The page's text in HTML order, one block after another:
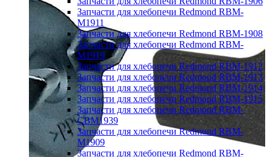
Запчасти для хлебопечи Redmond RBM-
M1911
Запчасти для хлебопечи Redmond RBM-1908
Запчасти для хлебопечи Redmond RBM-
M1919
Запчасти для хлебопечи Redmond RBM-1912
Запчасти для хлебопечи Redmond RBM-1913
Запчасти для хлебопечи Redmond RBM-1914
Запчасти для хлебопечи Redmond RBM-1915
Запчасти для хлебопечи Redmond RBM-
CBM1939
Запчасти для хлебопечи Redmond RBM-
M1909
Запчасти для хлебопечи Redmond RBM-